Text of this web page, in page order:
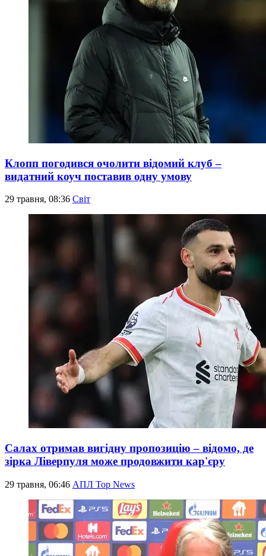
Клопп погодився очолити відомий клуб –
видатний коуч поставив одну умову
29 травня, 08:36 Світ
Салах отримав вигідну пропозицію – відомо, де
зірка Ліверпуля може продовжити кар'єру
29 травня, 06:46 АПЛ Top News